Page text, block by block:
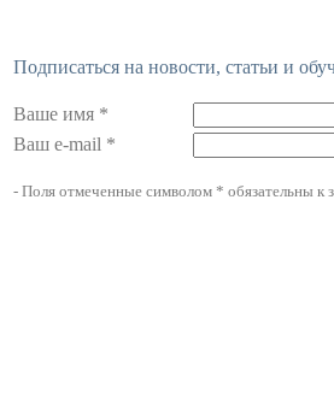
Подписаться на новости, статьи и
Ваше имя *
Ваш e-mail *
- Поля отмеченные символом * обязательны к